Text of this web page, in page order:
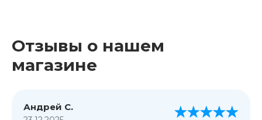
Отзывы о нашем
магазине
Андрей С.